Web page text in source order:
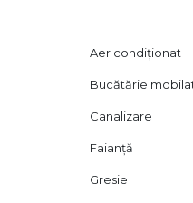
Aer condiționat
Bucătărie
Canalizare
Faianță
Gresie